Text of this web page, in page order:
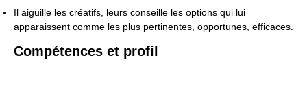
Il aiguille les créatifs, leurs conseille les options qui lui
apparaissent comme les plus pertinentes, opportunes, efficaces.
Compétences et profil